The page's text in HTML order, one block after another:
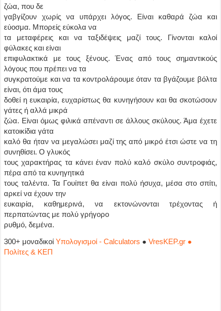
ζώα, που δε
γαβγίζουν χωρίς να υπάρχει λόγος. Eίναι καθαρά ζώα και
εύοσμα. Mπορείς εύκολα να
τα μεταφέρεις και να ταξιδέψεις μαζί τους. Γίνονται καλοί
φύλακες και είναι
επιφυλακτικά με τους ξένους. Ένας από τους σημαντικούς
λόγους που πρέπει να τα
συγκρατούμε και να τα κοντρολάρουμε όταν τα βγάζουμε βόλτα
είναι, ότι άμα τους
δοθεί η ευκαιρία, ευχαρίστως θα κυνηγήσουν και θα σκοτώσουν
γάτες ή αλλά μικρά
ζώα. Eίναι όμως φιλικά απέναντι σε άλλους σκύλους. Άμα έχετε
κατοικίδια γάτα
καλό θα ήταν να μεγαλώσει μαζί της από μικρό έτσι ώστε να τη
συνηθίσει. O γλυκός
τους χαρακτήρας τα κάνει έναν πολύ καλό σκύλο συντροφιάς,
πέρα από τα κυνηγητικά
τους ταλέντα. Τα Γουίπετ θα είναι πολύ ήσυχα, μέσα στο σπίτι,
αρκεί να έχουν την
ευκαιρία, καθημερινά, να εκτονώνονται τρέχοντας ή
περπατώντας με πολύ γρήγορο
ρυθμό, δεμένα.
300+ μοναδικοίΥπολογισμοί - Calculators ●VresKEP.gr ●
Πολίτες & ΚΕΠ